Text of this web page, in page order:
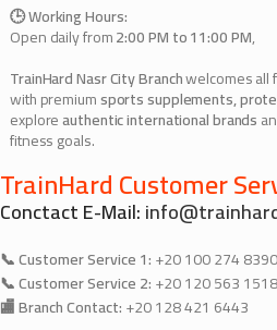
🕒 Working Hours:
Open daily from2:00 PM to 11:00 PM,
TrainHard Nasr City Branchwelcomes all
with premiumsports supplements,
exploreauthentic international brands
fitness goals.
TrainHard Customer
Conctact E-Mail:
📞 Customer Service 1:+20 100 274 8390
📞 Customer Service 2:+20 120 563 1518
🏬 Branch Contact:+20 128 421 6443